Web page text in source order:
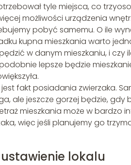
tyle miejsca, co
możliwości urządzenia
pobyć samemu. O ile
kupna mieszkania warto
w danym mieszkaniu, i czy
lepsze będzie
fakt posiadania zwierzaka.
ale jeszcze gorzej będzie, gdy
mieszkania może w bardzo
więc jeśli planujemy go
lokalu